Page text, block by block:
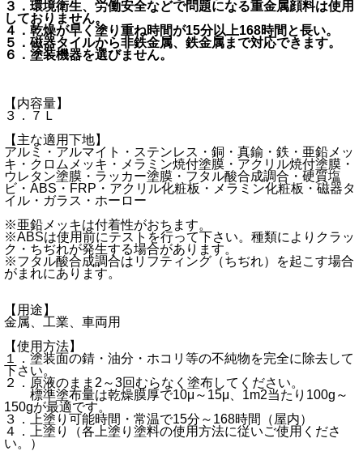
３．環境衛生、労働安全などで問題になる重金属顔料は使用
しておりません。
４．乾燥が早く塗り重ね時間が15分以上168時間と長い。
５．磁器タイルから非鉄金属、鉄金属まで対応できます。
６．塗装機器を選びません。
【内容量】
３．７Ｌ
【主な適用下地】
アルミ・アルマイト・ステンレス・銅・真鍮・鉄・亜鉛メッ
キ・クロムメッキ・メラミン焼付塗膜・アクリル焼付塗膜・
ウレタン塗膜・ラッカー塗膜・フタル酸合成調合・硬質塩
ビ・ABS・FRP・アクリル化粧板・メラミン化粧板・磁器タ
イル・ガラス・ホーロー
※亜鉛メッキは付着性がおちます。
※ABSは使用前にテストを行って下さい。種類によりクラッ
ク・ちぢれが発生する場合があります。
※フタル酸合成調合はリフティング（ちぢれ）を起こす場合
がまれにあります。
【用途】
金属、工業、車両用
【使用方法】
１．塗装面の錆・油分・ホコリ等の不純物を完全に除去して
下さい。
２．原液のまま2～3回むらなく塗布してください。
標準塗布量は乾燥膜厚で10μ～15μ、1m2当たり100g～
150gが最適です。
３．上塗り可能時間・常温で15分～168時間（屋内）
４．上塗り（各上塗り塗料の使用方法に従いご使用くださ
い。）